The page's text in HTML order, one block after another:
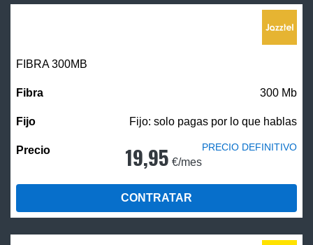
FIBRA 300MB
300 Mb
Fijo: solo pagas por lo que hablas
19,95 €/mes
PRECIO DEFINITIVO
CONTRATAR